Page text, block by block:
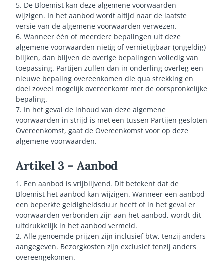
5. De Bloemist kan deze algemene voorwaarden
wijzigen. In het aanbod wordt altijd naar de laatste
versie van de algemene voorwaarden verwezen.
6. Wanneer één of meerdere bepalingen uit deze
algemene voorwaarden nietig of vernietigbaar (ongeldig)
blijken, dan blijven de overige bepalingen volledig van
toepassing. Partijen zullen dan in onderling overleg een
nieuwe bepaling overeenkomen die qua strekking en
doel zoveel mogelijk overeenkomt met de oorspronkelijke
bepaling.
7. In het geval de inhoud van deze algemene
voorwaarden in strijd is met een tussen Partijen gesloten
Overeenkomst, gaat de Overeenkomst voor op deze
algemene voorwaarden.
Artikel 3 – Aanbod
1. Een aanbod is vrijblijvend. Dit betekent dat de
Bloemist het aanbod kan wijzigen. Wanneer een aanbod
een beperkte geldigheidsduur heeft of in het geval er
voorwaarden verbonden zijn aan het aanbod, wordt dit
uitdrukkelijk in het aanbod vermeld.
2. Alle genoemde prijzen zijn inclusief btw, tenzij anders
aangegeven. Bezorgkosten zijn exclusief tenzij anders
overeengekomen.